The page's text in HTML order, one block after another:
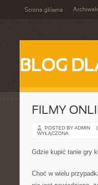
Strona główna
BLOG
FILMY
POSTED BY ADMIN
WYŁĄCZONA
Gdzie kupić tanie gry
Choć w wielu